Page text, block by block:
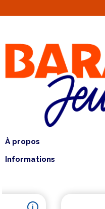
À propos
Informations